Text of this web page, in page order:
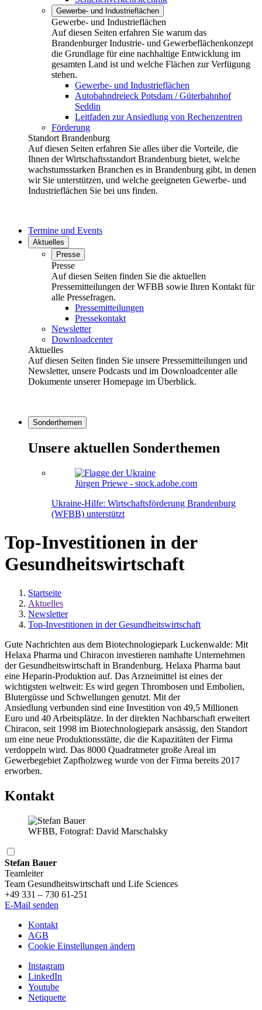
Gewerbe- und Industrieflächen
Gewerbe- und Industrieflächen
Auf diesen Seiten erfahren Sie warum das
Brandenburger Industrie- und Gewerbeflächenkonzept
die Grundlage für eine nachhaltige Entwicklung im
gesamten Land ist und welche Flächen zur Verfügung
stehen.
Gewerbe- und Industrieflächen
Autobahndreieck Potsdam / Güterbahnhof
Seddin
Leitfaden zur Ansiedlung von Rechenzentren
Förderung
Standort Brandenburg
Auf diesen Seiten erfahren Sie alles über die Vorteile, die
Ihnen der Wirtschaftsstandort Brandenburg bietet, welche
wachstumsstarken Branchen es in Brandenburg gibt, in denen
wir Sie unterstützen, und welche geeigneten Gewerbe- und
Industrieflächen Sie bei uns finden.
Termine und Events
Aktuelles
Presse
Presse
Auf diesen Seiten finden Sie die aktuellen
Pressemitteilungen der WFBB sowie Ihren Kontakt für
alle Pressefragen.
Pressemitteilungen
Pressekontakt
Newsletter
Downloadcenter
Aktuelles
Auf diesen Seiten finden Sie unsere Pressemitteilungen und
Newsletter, unsere Podcasts und im Downloadcenter alle
Dokumente unserer Homepage im Überblick.
Sonderthemen
Unsere aktuellen Sonderthemen
Jürgen Priewe - stock.adobe.com
Ukraine-Hilfe: Wirtschaftsförderung Brandenburg
(WFBB) unterstützt
Top-Investitionen in der
Gesundheitswirtschaft
Startseite
Aktuelles
Newsletter
Top-Investitionen in der Gesundheitswirtschaft
Gute Nachrichten aus dem Biotechnologiepark Luckenwalde: Mit
Helaxa Pharma und Chiracon investieren namhafte Unternehmen
der Gesundheitswirtschaft in Brandenburg. Helaxa Pharma baut
eine Heparin-Produktion auf. Das Arzneimittel ist eines der
wichtigsten weltweit: Es wird gegen Thrombosen und Embolien,
Blutergüsse und Schwellungen genutzt. Mit der
Ansiedlung verbunden sind eine Investition von 49,5 Millionen
Euro und 40 Arbeitsplätze. In der direkten Nachbarschaft erweitert
Chiracon, seit 1998 im Biotechnologiepark ansässig, den Standort
um eine neue Produktionsstätte, die die Kapazitäten der Firma
verdoppeln wird. Das 8000 Quadratmeter große Areal im
Gewerbegebiet Zapfholzweg wurde von der Firma bereits 2017
erworben.
Kontakt
WFBB, Fotograf: David Marschalsky
Stefan Bauer
Teamleiter
Team Gesundheitswirtschaft und Life Sciences
+49 331 – 730 61-251
E-Mail senden
Kontakt
AGB
Cookie Einstellungen ändern
Instagram
LinkedIn
Youtube
Netiquette